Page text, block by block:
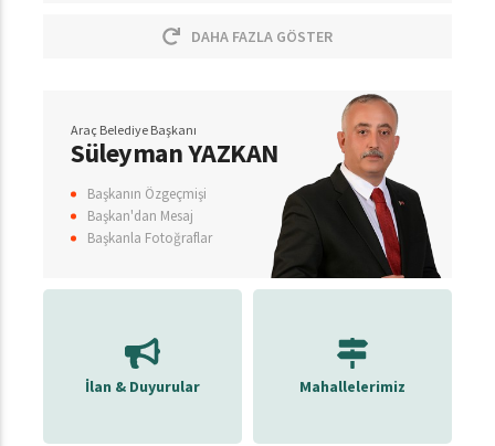
DAHA FAZLA GÖSTER
Araç Belediye Başkanı
Süleyman YAZKAN
Başkanın Özgeçmişi
Başkan'dan Mesaj
Başkanla Fotoğraflar
İlan & Duyurular Mahallelerimiz